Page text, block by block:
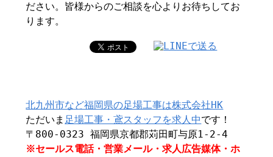
ださい。皆様からのご相談を心よりお待ちしてお
ります。
北九州市など福岡県の足場工事は株式会社HK
ただいま 足場工事・鳶スタッフを求人中です！
〒800-0323 福岡県京都郡苅田町与原1-2-4
※セールス電話・営業メール・求人広告媒体・ホ